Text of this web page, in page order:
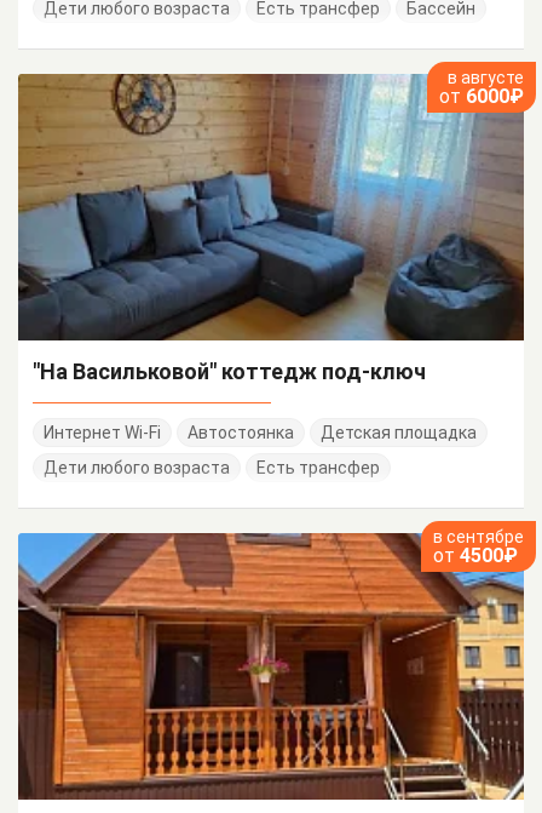
Дети любого возраста
Есть трансфер Бассейн
в августе
от 6000₽
"На Васильковой" коттедж под-ключ
Интернет Wi-Fi Автостоянка
Детская площадка
Дети любого возраста
Есть трансфер
в сентябре
от 4500₽